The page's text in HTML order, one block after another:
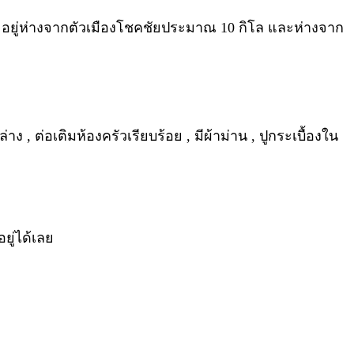
ยู่ห่างจากตัวเมืองโชคชัยประมาณ 10 กิโล และห่างจาก
ง , ต่อเติมห้องครัวเรียบร้อย , มีผ้าม่าน , ปูกระเบื้องใน
ได้เลย